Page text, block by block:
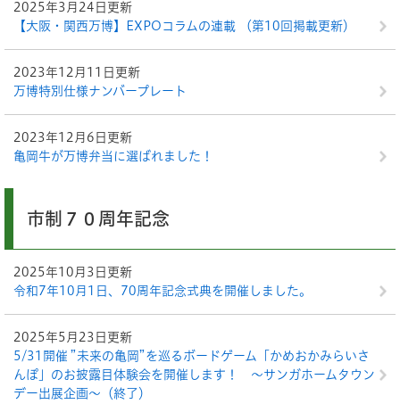
2025年3月24日更新
【大阪・関西万博】EXPOコラムの連載 （第10回掲載更新）
2023年12月11日更新
万博特別仕様ナンバープレート
2023年12月6日更新
亀岡牛が万博弁当に選ばれました！
市制７０周年記念
2025年10月3日更新
令和7年10月1日、70周年記念式典を開催しました。
2025年5月23日更新
5/31開催 ”未来の亀岡”を巡るボードゲーム「かめおかみらいさ
んぽ」のお披露目体験会を開催します！ ～サンガホームタウン
デー出展企画～（終了）